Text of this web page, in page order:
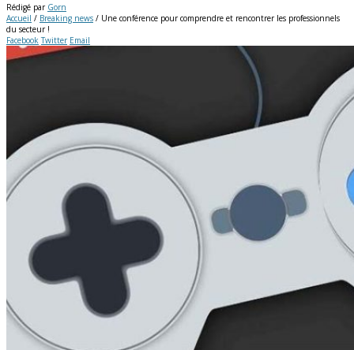
Rédigé par Gorn
Accueil / Breaking news / Une conférence pour comprendre et rencontrer les professionnels
du secteur !
Facebook Twitter Email